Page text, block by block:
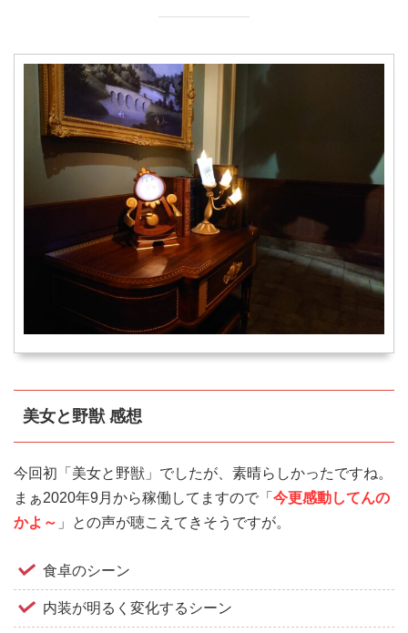
美女と野獣 感想
今回初「美女と野獣」でしたが、素晴らしかったですね。
まぁ2020年9月から稼働してますので「 今更感動してんの
かよ～ 」との声が聴こえてきそうですが。
食卓のシーン
内装が明るく変化するシーン